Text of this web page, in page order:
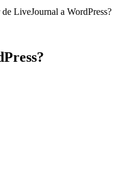
LiveJournal a WordPress?